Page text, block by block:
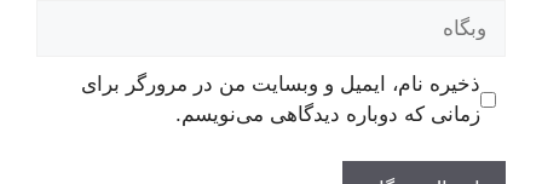
وبگاه
ذخیره نام، ایمیل و وبسایت من در مرورگر برای
زمانی که دوباره دیدگاهی می‌نویسم.